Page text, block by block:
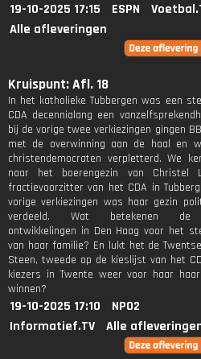
19-10-2025 17:15 ESPN
Alle afleveringen
Kruispunt: Afl. 18
In het katholieke Tubbergen was een
CDA decennialang een
bij de vorige twee verkiezingen gingen
met de overwinning aan de haal en
christendemocraten verpletterd. We
naar het boerengezin van Christel
fractievoorzitter van het CDA in
vorige verkiezingen was haar gezin
verdeeld. Wat betekenen de
ontwikkelingen in Den Haag voor het
van haar familie? En lukt het de
Steen, tweede op de kieslijst van het
kiezers in Twente weer voor haar
winnen?
19-10-2025 17:10
NPO2
Informatief.TV
Alle